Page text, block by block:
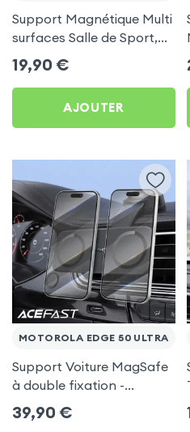
Support Magnétique Multi
surfaces Salle de Sport,
frigo pour Motorola Edge
50 Ultra
19,90 €
AJOUTER
MOTOROLA EDGE 50 ULTRA
Support Voiture MagSafe
à double fixation -
Acefast pour Motorola
Edge 50 Ultra
39,90 €